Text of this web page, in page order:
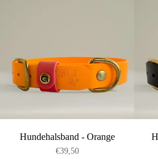
Hundehalsband - Orange
€39,50